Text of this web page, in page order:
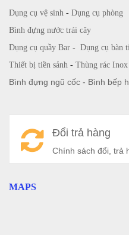
Dụng cụ vệ sinh - Dụng cụ phòng
Bình đựng nước trái cây
Dụng cụ quầy Bar - Dụng cụ bàn
Thiết bị tiền sảnh - Thùng rác Inox
Bình đựng ngũ cốc - Bình bếp
Đổi trả hàng
Chính sách đổi, trả
MAPS